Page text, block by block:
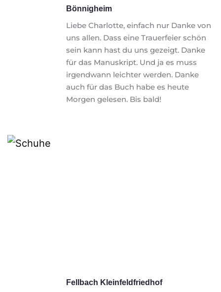
Bönnigheim
Liebe Charlotte, einfach nur Danke von
uns allen. Dass eine Trauerfeier schön
sein kann hast du uns gezeigt. Danke
für das Manuskript. Und ja es muss
irgendwann leichter werden. Danke
auch für das Buch habe es heute
Morgen gelesen. Bis bald!
Fellbach Kleinfeldfriedhof